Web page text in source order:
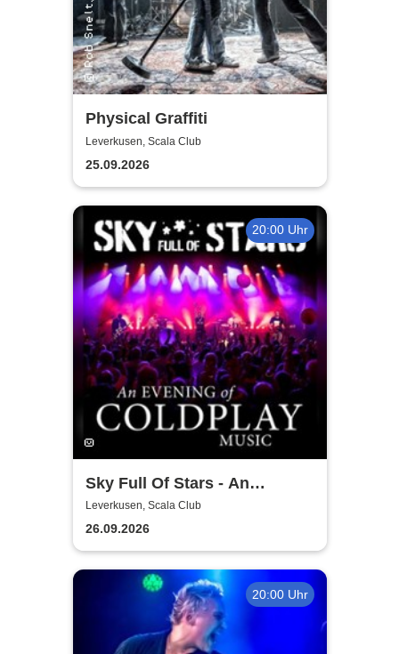
Physical Graffiti
Leverkusen, Scala Club
25.09.2026
20:00 Uhr
Sky Full Of Stars - An
Evening Of Coldplay Music
Leverkusen, Scala Club
26.09.2026
20:00 Uhr